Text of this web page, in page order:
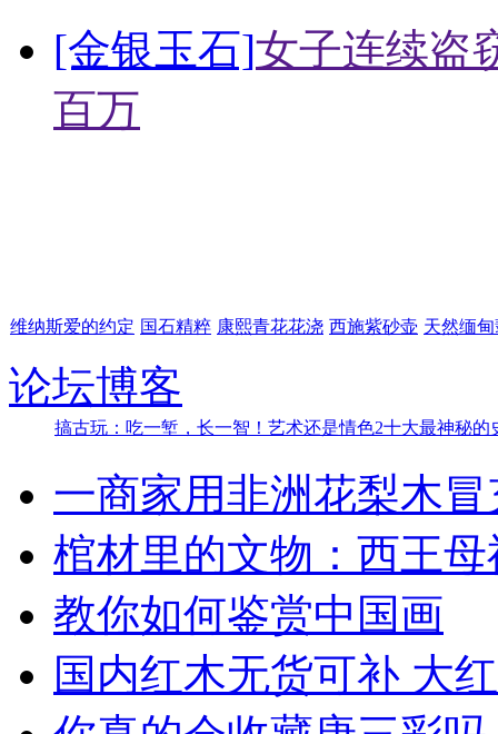
[金银玉石]女子连续盗
百万
维纳斯爱的约定 国石精粹 康熙青花花浇 西施紫砂壶 天然缅
论坛博客
搞古玩：吃一堑，长一智！ 艺术还是情色2十大最神秘的
一商家用非洲花梨木
棺材里的文物：西王
教你如何鉴赏中国画
国内红木无货可补 大